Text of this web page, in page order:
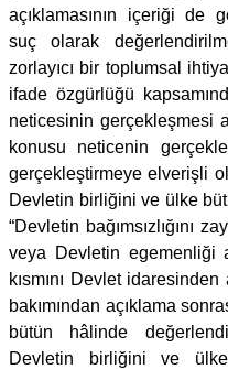
açıklamasının içeriği de
suç olarak
zorlayıcı bir toplumsal
ifade özgürlüğü
neticesinin gerçekleşmesi
konusu neticenin
gerçekleştirmeye elverişli
Devletin birliğini ve ülke
“Devletin bağımsızlığını
veya Devletin egemenliği
kısmını Devlet
bakımından açıklama
bütün hâlinde
Devletin birliğini ve